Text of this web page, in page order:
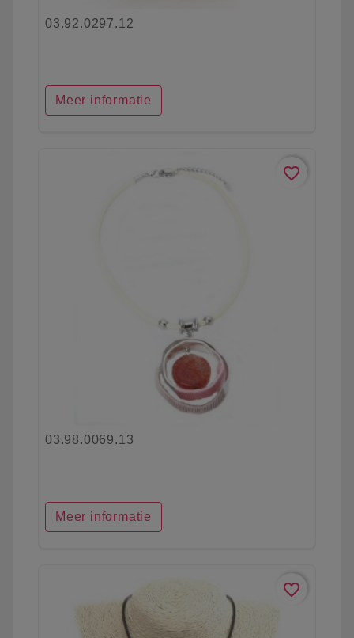
03.92.0297.12
Meer informatie
favorite_border
03.98.0069.13
Meer informatie
favorite_border